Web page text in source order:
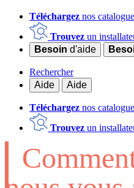
Téléchargez nos
Trouvez un
Besoin d'aide
Rechercher
Aide
Aide
Téléchargez nos
Trouvez un